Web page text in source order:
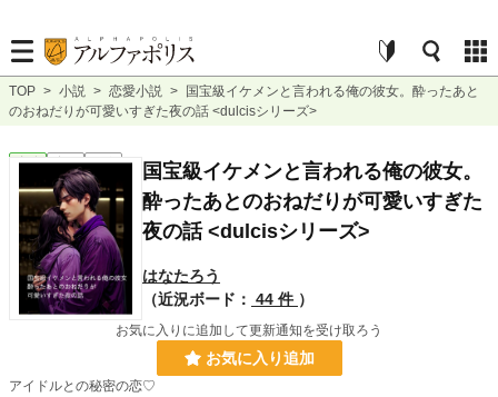
TOP > 小説 > 恋愛小説 >
国宝級イケメンと言われる俺の彼女。酔ったあと
のおねだりが可愛いすぎた夜の話 <dulcisシリーズ>
恋愛 完結 短編
国宝級イケメンと言われる俺の彼女。
酔ったあとのおねだりが可愛いすぎた
夜の話 <dulcisシリーズ>
はなたろう
（近況ボード： 44 件 ）
お気に入りに追加して更新通知を受け取ろう
お気に入り追加
アイドルとの秘密の恋♡